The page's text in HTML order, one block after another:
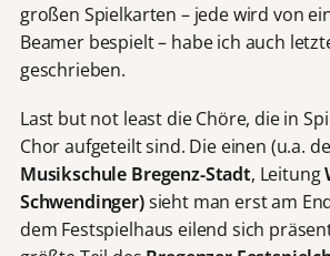
großen Spielkarten – jede wird von
Beamer bespielt – habe ich auch
geschrieben.
Last but not least die Chöre, die in
Chor aufgeteilt sind. Die einen (u.a.
Musikschule Bregenz-Stadt, Leitung
Schwendinger)sieht man erst am
dem Festspielhaus eilend sich